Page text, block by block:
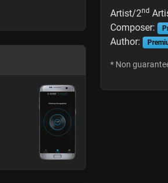
Artist/2nd
Composer:
Author:
* Non